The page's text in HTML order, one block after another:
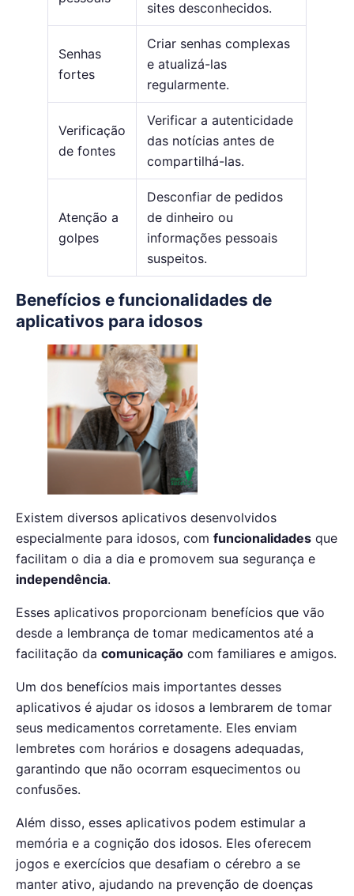
sites desconhecidos.
Senhas
fortes
Criar senhas complexas
e atualizá-las
regularmente.
Verificação
de fontes
Verificar a autenticidade
das notícias antes de
compartilhá-las.
Atenção a
golpes
Desconfiar de pedidos
de dinheiro ou
informações pessoais
suspeitos.
Benefícios e funcionalidades de
aplicativos para idosos
Existem diversos aplicativos desenvolvidos
especialmente para idosos, com funcionalidades que
facilitam o dia a dia e promovem sua segurança e
independência.
Esses aplicativos proporcionam benefícios que vão
desde a lembrança de tomar medicamentos até a
facilitação da comunicação com familiares e amigos.
Um dos benefícios mais importantes desses
aplicativos é ajudar os idosos a lembrarem de tomar
seus medicamentos corretamente. Eles enviam
lembretes com horários e dosagens adequadas,
garantindo que não ocorram esquecimentos ou
confusões.
Além disso, esses aplicativos podem estimular a
memória e a cognição dos idosos. Eles oferecem
jogos e exercícios que desafiam o cérebro a se
manter ativo, ajudando na prevenção de doenças